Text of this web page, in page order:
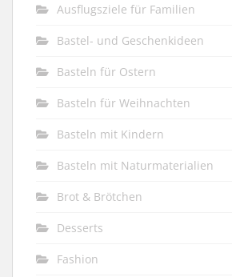
Ausflugsziele für Familien
Bastel- und Geschenkideen
Basteln für Ostern
Basteln für Weihnachten
Basteln mit Kindern
Basteln mit Naturmaterialien
Brot & Brötchen
Desserts
Fashion